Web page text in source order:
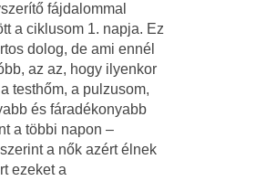
fájdalommal
a ciklusom 1. napja. Ez
dolog, de ami ennél
az az, hogy ilyenkor
testhőm, a pulzusom,
és fáradékonyabb
a többi napon –
a nők azért élnek
ezeket a